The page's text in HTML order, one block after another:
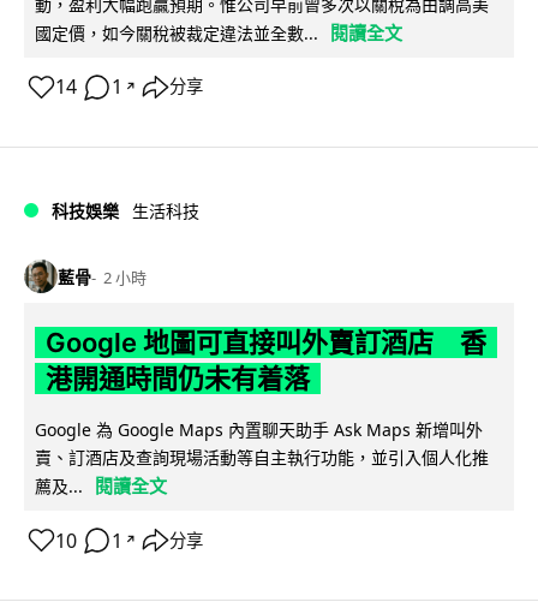
國定價，如今關稅被裁定違法並全數...
閱讀全文
14 1 ↗ 分享
科技娛樂 生活科技
藍骨 2 小時
Google 地圖可直接叫外賣訂酒店 香
港開通時間仍未有着落
Google 為 Google Maps 內置聊天助手 Ask Maps 新增叫外
賣、訂酒店及查詢現場活動等自主執行功能，並引入個人化推
薦及...
閱讀全文
10 1 ↗ 分享